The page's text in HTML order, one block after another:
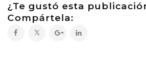
¿Te gustó esta
Compártela: